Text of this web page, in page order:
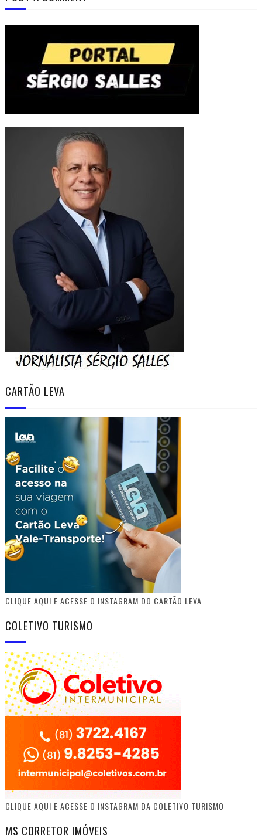
CARTÃO LEVA
CLIQUE AQUI E ACESSE O INSTAGRAM DO CARTÃO LEVA
COLETIVO TURISMO
CLIQUE AQUI E ACESSE O INSTAGRAM DA COLETIVO TURISMO
MS CORRETOR IMÓVEIS